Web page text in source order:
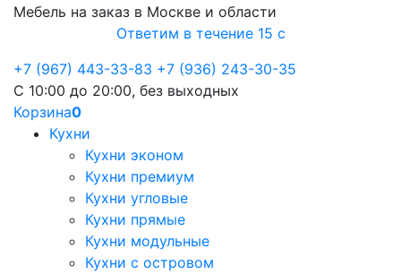
Мебель на заказ в Москве и области
Ответим в течение 15 с
+7 (967) 443-33-83 +7 (936) 243-30-35
С 10:00 до 20:00, без выходных
Корзина0
Кухни
Кухни эконом
Кухни премиум
Кухни угловые
Кухни прямые
Кухни модульные
Кухни с островом